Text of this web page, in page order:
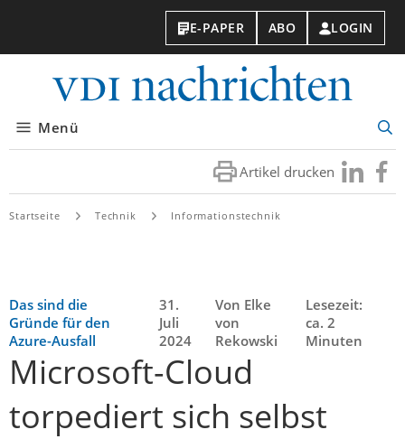
E-PAPER ABO LOGIN
Menü
Artikel drucken Besuchen
Sie
Sie
Startseite Technik Informationstechnik
Das sind die
Gründe für den
Azure-Ausfall
31.
Juli
2024
Von Elke
von
Rekowski
Lesezeit:
ca. 2
Minuten
Microsoft-Cloud
torpediert sich selbst